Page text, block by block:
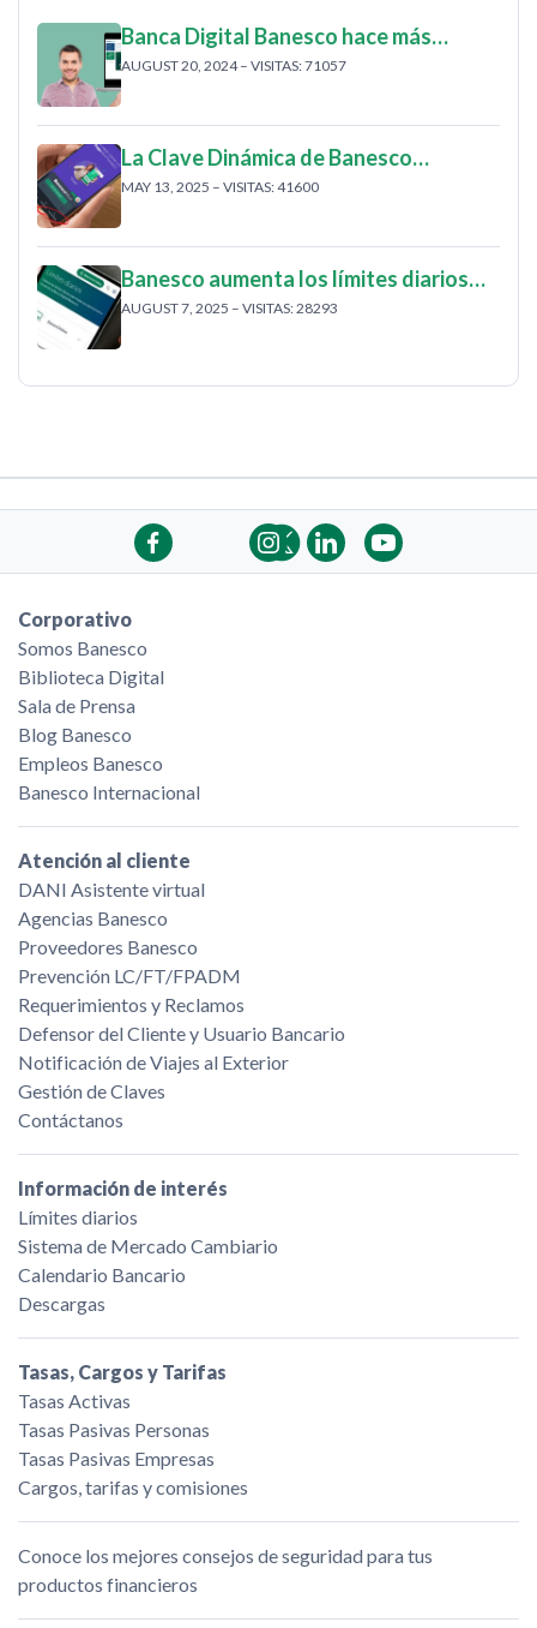
Banca Digital Banesco hace más…
AUGUST 20, 2024 – VISITAS: 71057
La Clave Dinámica de Banesco…
MAY 13, 2025 – VISITAS: 41600
Banesco aumenta los límites diarios…
AUGUST 7, 2025 – VISITAS: 28293
Corporativo
Somos Banesco
Biblioteca Digital
Sala de Prensa
Blog Banesco
Empleos Banesco
Banesco Internacional
Atención al cliente
DANI Asistente virtual
Agencias Banesco
Proveedores Banesco
Prevención LC/FT/FPADM
Requerimientos y Reclamos
Defensor del Cliente y Usuario Bancario
Notificación de Viajes al Exterior
Gestión de Claves
Contáctanos
Información de interés
Límites diarios
Sistema de Mercado Cambiario
Calendario Bancario
Descargas
Tasas, Cargos y Tarifas
Tasas Activas
Tasas Pasivas Personas
Tasas Pasivas Empresas
Cargos, tarifas y comisiones
Conoce los mejores consejos de seguridad para tus
productos financieros